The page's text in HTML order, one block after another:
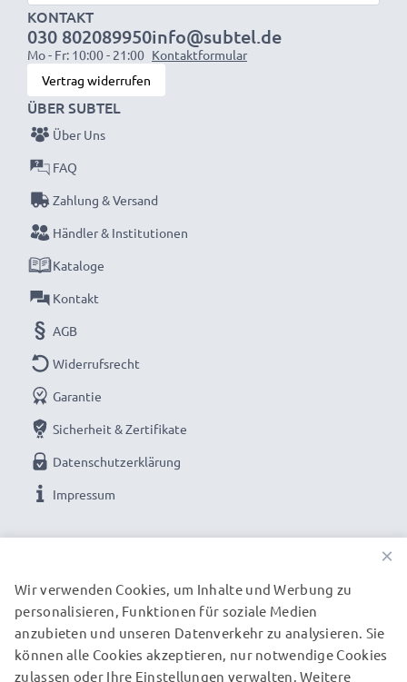
Gewicht:300g
Style:Casual / Lässig
Material:Oxford Cloth / Samt / Polyester
Farbe:Schwarz
★ 3 Jahre Garantie ★
Als internationaler Fachhändler seit 2004 wissen wir,
Darum gewähren wir Ihnen 36 Monate Garantie!
KONTAKT
030 802089950
Mo - Fr: 10:00 - 21:00
info@subtel.de
Kontaktformular
Vertrag widerrufen
ÜBER SUBTEL
Über Uns
FAQ
Zahlung & Versand
Händler & Institutionen
Kataloge
Kontakt
AGB
Widerrufsrecht
Garantie
Sicherheit & Zertifikate
Datenschutzerklärung
Impressum
UNSERE VERSANDPARTNER
×
Wir verwenden Cookies, um Inhalte und Werbung zu
personalisieren, Funktionen für soziale Medien
anzubieten und unseren Datenverkehr zu analysieren. Sie
können alle Cookies akzeptieren, nur notwendige Cookies
zulassen oder Ihre Einstellungen verwalten. Weitere